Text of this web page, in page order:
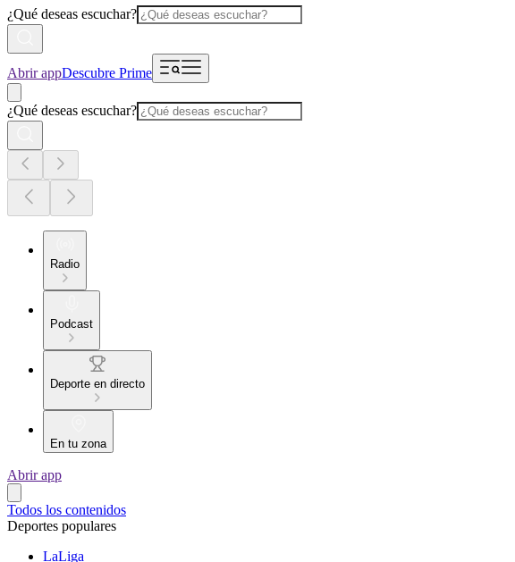
¿Qué deseas escuchar?
Abrir appDescubre Prime
¿Qué deseas escuchar?
Radio
Podcast
Deporte en directo
En tu zona
Abrir app
Todos los contenidos
Deportes populares
LaLiga